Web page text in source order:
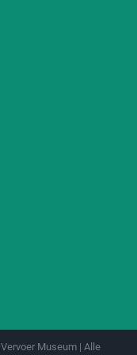
Museum | Alle